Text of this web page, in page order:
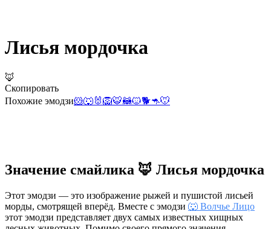
Лисья мордочка
🦊
Скопировать
Похожие эмодзи🐹🐺🐰🦁🐯🦝🐱🐕🦘🐭
Значение смайлика 🦊 Лисья мордочка
Этот эмодзи — это изображение рыжей и пушистой лисьей
морды, смотрящей вперёд. Вместе с эмодзи 🐺 Волчье Лицо
этот эмодзи представляет двух самых известных хищных